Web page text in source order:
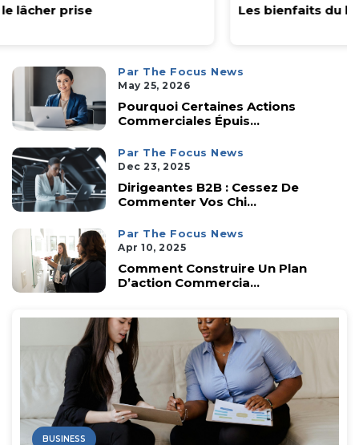
Les bienfaits du lâcher prise
Par The Focus News
May 25, 2026
Pourquoi Certaines Actions
Commerciales Épuis...
Par The Focus News
Dec 23, 2025
Dirigeantes B2B : Cessez De
Commenter Vos Chi...
Par The Focus News
Apr 10, 2025
Comment Construire Un Plan
D’action Commercia...
BUSINESS